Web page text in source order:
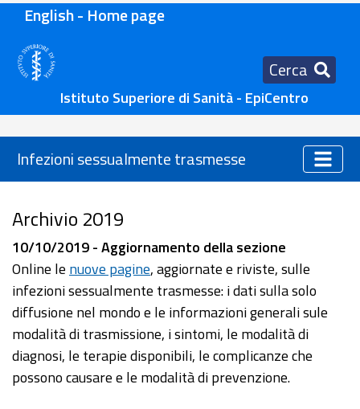
English - Home page
Cerca
Istituto Superiore di Sanità - EpiCentro
Infezioni sessualmente trasmesse
Archivio 2019
10/10/2019 - Aggiornamento della sezione
Online le nuove pagine, aggiornate e riviste, sulle
infezioni sessualmente trasmesse: i dati sulla solo
diffusione nel mondo e le informazioni generali sule
modalità di trasmissione, i sintomi, le modalità di
diagnosi, le terapie disponibili, le complicanze che
possono causare e le modalità di prevenzione.